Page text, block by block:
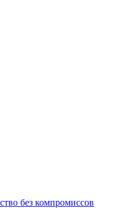
без компромиссов